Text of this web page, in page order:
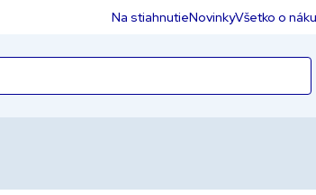
Na stiahnutieNovinkyVšetko o